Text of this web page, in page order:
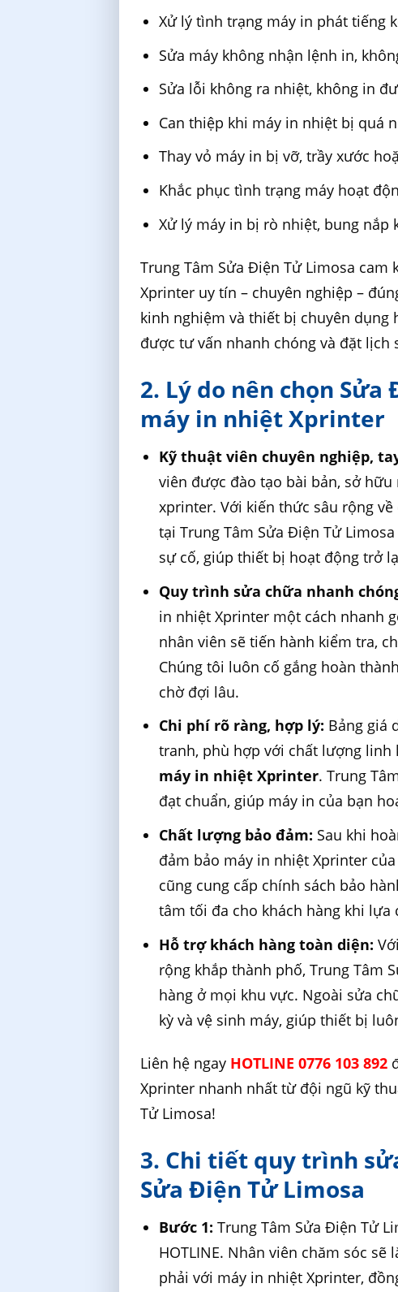
Xử lý tình trạng máy in phát tiếng
Sửa máy không nhận lệnh in,
Sửa lỗi không ra nhiệt, không in
Can thiệp khi máy in nhiệt bị quá
Thay vỏ máy in bị vỡ, trầy xước
Khắc phục tình trạng máy hoạt
Xử lý máy in bị rò nhiệt, bung nắp
Trung Tâm Sửa Điện Tử Limosa
Xprinter uy tín – chuyên nghiệp –
kinh nghiệm và thiết bị chuyên dụng
được tư vấn nhanh chóng và đặt lịch
2. Lý do nên chọn
máy in nhiệt Xprinter
Kỹ thuật viên chuyên nghiệp,
viên được đào tạo bài bản, sở
xprinter. Với kiến thức sâu rộng
tại Trung Tâm Sửa Điện Tử
sự cố, giúp thiết bị hoạt động trở
Quy trình sửa chữa nhanh
in nhiệt Xprinter một cách nhanh
nhân viên sẽ tiến hành kiểm tra,
Chúng tôi luôn cố gắng hoàn
chờ đợi lâu.
Chi phí rõ ràng, hợp lý: Bảng giá
tranh, phù hợp với chất lượng
máy in nhiệt Xprinter. Trung
đạt chuẩn, giúp máy in của bạn
Chất lượng bảo đảm: Sau khi
đảm bảo máy in nhiệt Xprinter
cũng cung cấp chính sách bảo
tâm tối đa cho khách hàng khi lựa
Hỗ trợ khách hàng toàn diện:
rộng khắp thành phố, Trung Tâm
hàng ở mọi khu vực. Ngoài sửa
kỳ và vệ sinh máy, giúp thiết bị
Liên hệ ngay HOTLINE 0776 103 892
Xprinter nhanh nhất từ đội ngũ kỹ
Tử Limosa!
3. Chi tiết quy trình
Sửa Điện Tử Limosa
Bước 1: Trung Tâm Sửa Điện Tử
HOTLINE. Nhân viên chăm sóc
phải với máy in nhiệt Xprinter,